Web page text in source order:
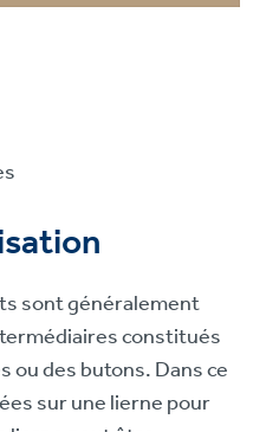
sont généralement
constitués
ou des butons. Dans ce
sur une lierne pour